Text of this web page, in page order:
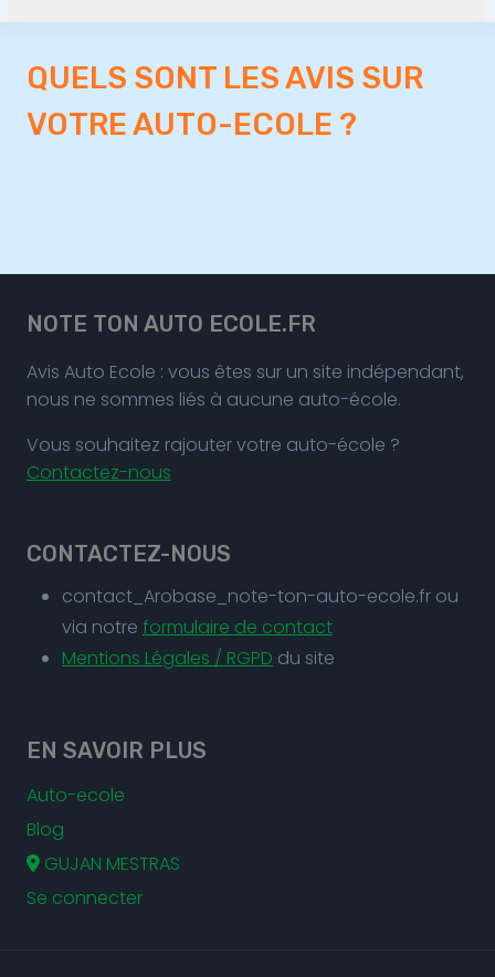
QUELS SONT LES AVIS SUR
VOTRE AUTO-ECOLE ?
NOTE TON AUTO ECOLE.FR
Avis Auto Ecole : vous êtes sur un site indépendant,
nous ne sommes liés à aucune auto-école.
Vous souhaitez rajouter votre auto-école ?
Contactez-nous
CONTACTEZ-NOUS
contact_Arobase_note-ton-auto-ecole.fr ou
via notre formulaire de contact
Mentions Légales / RGPD du site
EN SAVOIR PLUS
Auto-ecole
Blog
GUJAN MESTRAS
Se connecter